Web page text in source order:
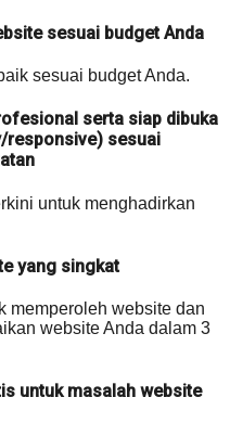
sesuai budget Anda
sesuai budget Anda.
serta siap dibuka
responsive) sesuai
untuk menghadirkan
yang singkat
memperoleh website dan
website Anda dalam 3
untuk masalah website